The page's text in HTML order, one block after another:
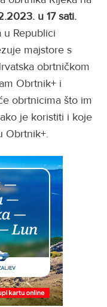
u 17 sati.
u Republici
majstore s
obrtničkom
Obrtnik+ i
obrtnicima što im
je koristiti i koje
Obrtnik+.